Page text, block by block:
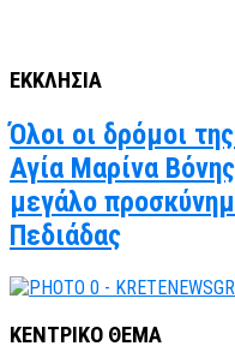
ΕΚΚΛΗΣΙΑ
Όλοι οι δρόμοι
Αγία Μαρίνα
μεγάλο
Πεδιάδας
ΚΕΝΤΡΙΚΟ ΘΕΜΑ